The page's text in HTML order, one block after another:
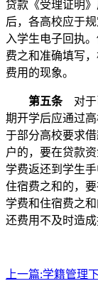
贷款《受理证明
后，各高校应于
入学生电子回执
费之和准确填写
费用的现象。
第五条对于
期开学后应通过
于部分高校要求
户的，要在贷款
学费返还到学生
住宿费之和的，
学费和住宿费之
还费用不及时造
上一篇:学籍管理